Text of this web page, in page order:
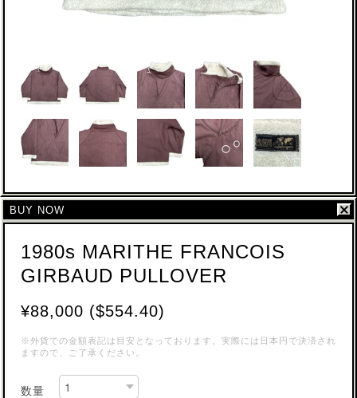
BUY NOW
1980s MARITHE FRANCOIS
GIRBAUD PULLOVER
¥88,000 ($554.40)
※外貨での金額表記は目安となっております。実際には日本円で決済され
ますので、ご了承ください。
数量